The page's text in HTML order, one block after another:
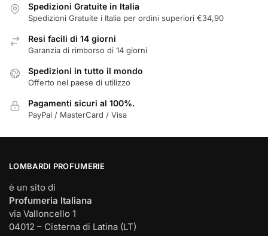
scelte
nella
del
Spedizioni Gratuite in Italia
Spedizioni Gratuite i Italia per ordini superiori €34,90
Resi facili di 14 giorni
Garanzia di rimborso di 14 giorni
Spedizioni in tutto il mondo
Offerto nel paese di utilizzo
Pagamenti sicuri al 100%.
PayPal / MasterCard / Visa
LOMBARDI PROFUMERIE
è un sito di
Profumeria Italiana
via Valloncello 1
04012 – Cisterna di Latina (LT)